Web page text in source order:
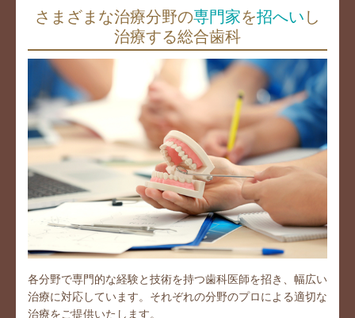
さまざまな治療分野の専門家を招へい し
治療する総合歯科
各分野で専門的な経験と技術を持つ歯科医師を招き、幅広い
治療に対応しています。それぞれの分野のプロによる適切な
治療をご提供いたします。